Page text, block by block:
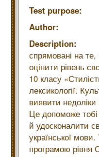
Test purpose:
Author:
Description:
спрямовані на
оцінити рівень
10 класу
лексикології.
виявити
Це допоможе
й удосконалити
української
програмою рівня